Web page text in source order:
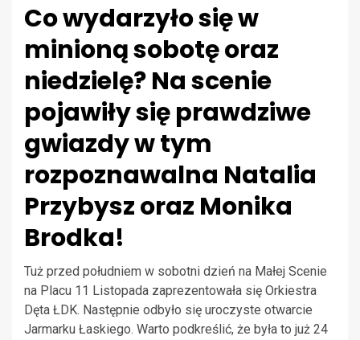
Co wydarzyło się w
minioną sobotę oraz
niedzielę? Na scenie
pojawiły się prawdziwe
gwiazdy w tym
rozpoznawalna Natalia
Przybysz oraz Monika
Brodka!
Tuż przed południem w sobotni dzień na Małej Scenie
na Placu 11 Listopada zaprezentowała się Orkiestra
Dęta ŁDK. Następnie odbyło się uroczyste otwarcie
Jarmarku Łaskiego. Warto podkreślić, że była to już 24